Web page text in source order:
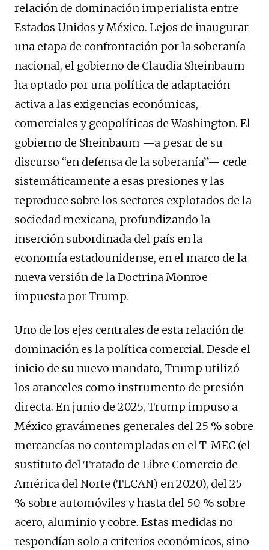
relación de dominación imperialista entre
Estados Unidos y México. Lejos de inaugurar
una etapa de confrontación por la soberanía
nacional, el gobierno de Claudia Sheinbaum
ha optado por una política de adaptación
activa a las exigencias económicas,
comerciales y geopolíticas de Washington. El
gobierno de Sheinbaum —a pesar de su
discurso “en defensa de la soberanía”— cede
sistemáticamente a esas presiones y las
reproduce sobre los sectores explotados de la
sociedad mexicana, profundizando la
inserción subordinada del país en la
economía estadounidense, en el marco de la
nueva versión de la Doctrina Monroe
impuesta por Trump.
Uno de los ejes centrales de esta relación de
dominación es la política comercial. Desde el
inicio de su nuevo mandato, Trump utilizó
los aranceles como instrumento de presión
directa. En junio de 2025, Trump impuso a
México gravámenes generales del 25 % sobre
mercancías no contempladas en el T-MEC (el
sustituto del Tratado de Libre Comercio de
América del Norte (TLCAN) en 2020), del 25
% sobre automóviles y hasta del 50 % sobre
acero, aluminio y cobre. Estas medidas no
respondían solo a criterios económicos, sino